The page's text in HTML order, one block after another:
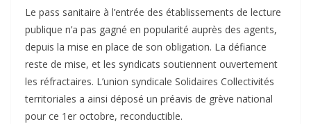
Le pass sanitaire à l’entrée des établissements de lecture
publique n’a pas gagné en popularité auprès des agents,
depuis la mise en place de son obligation. La défiance
reste de mise, et les syndicats soutiennent ouvertement
les réfractaires. L’union syndicale Solidaires Collectivités
territoriales a ainsi déposé un préavis de grève national
pour ce 1er octobre, reconductible.